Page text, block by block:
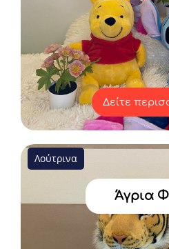
Δείτε
Λούτρινα
Άγρια